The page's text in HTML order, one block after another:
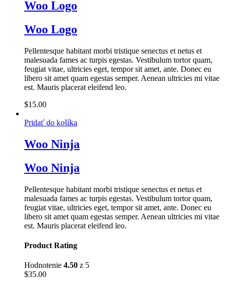
Woo Logo
Woo Logo
Pellentesque habitant morbi tristique senectus et netus et
malesuada fames ac turpis egestas. Vestibulum tortor quam,
feugiat vitae, ultricies eget, tempor sit amet, ante. Donec eu
libero sit amet quam egestas semper. Aenean ultricies mi vitae
est. Mauris placerat eleifend leo.
$15.00
Pridať do košíka
Woo Ninja
Woo Ninja
Pellentesque habitant morbi tristique senectus et netus et
malesuada fames ac turpis egestas. Vestibulum tortor quam,
feugiat vitae, ultricies eget, tempor sit amet, ante. Donec eu
libero sit amet quam egestas semper. Aenean ultricies mi vitae
est. Mauris placerat eleifend leo.
Product Rating
Hodnotenie 4.50 z 5
$35.00